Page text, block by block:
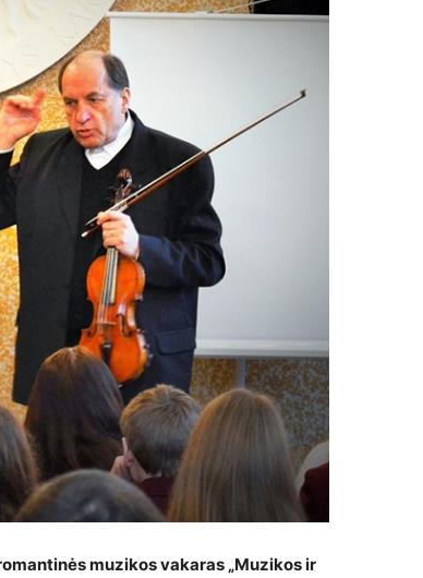
muzikos vakaras „Muzikos ir